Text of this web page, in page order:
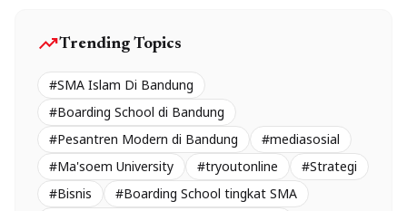
trending_upTrending Topics
#SMA Islam Di Bandung
#Boarding School di Bandung
#Pesantren Modern di Bandung
#mediasosial
#Ma'soem University
#tryoutonline
#Strategi
#Bisnis
#Boarding School tingkat SMA